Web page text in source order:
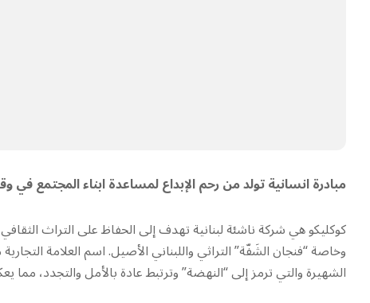
مبادرة انسانية تولد من رحم الإبداع لمساعدة ابناء المجتمع في
كوكليكو هي شركة ناشئة لبنانية تهدف إلى الحفاظ على التراث
الشهيرة والتي ترمز إلى “النهضة” وترتبط عادة بالأمل والتجدد،